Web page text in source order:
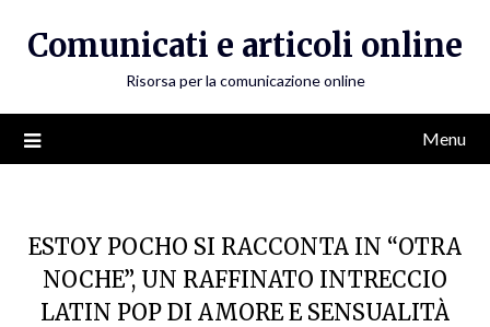
Comunicati e articoli online
Risorsa per la comunicazione online
Menu
ESTOY POCHO SI RACCONTA IN “OTRA
NOCHE”, UN RAFFINATO INTRECCIO
LATIN POP DI AMORE E SENSUALITÀ